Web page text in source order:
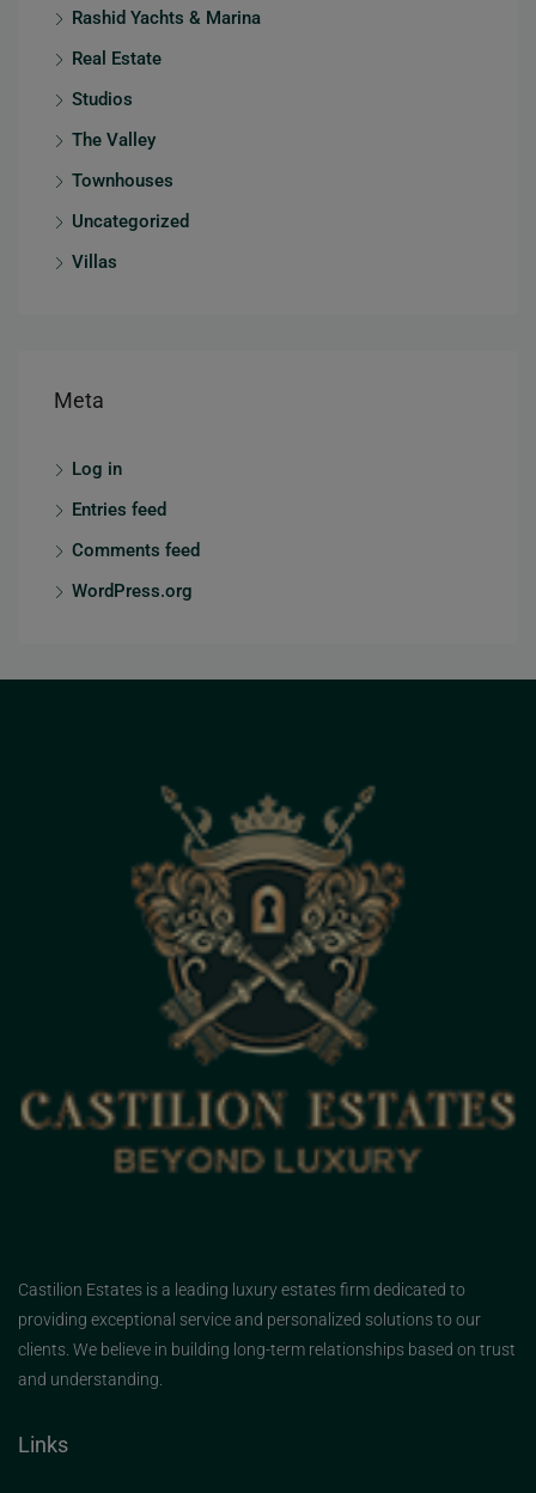
Rashid Yachts & Marina
Real Estate
Studios
The Valley
Townhouses
Uncategorized
Villas
Meta
Log in
Entries feed
Comments feed
WordPress.org
Castilion Estates is a leading luxury estates firm dedicated to
providing exceptional service and personalized solutions to our
clients. We believe in building long-term relationships based on trust
and understanding.
Links